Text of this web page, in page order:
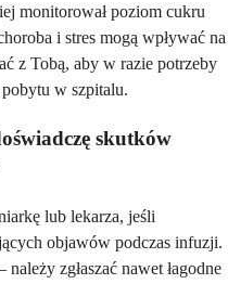
monitorował poziom cukru
i stres mogą wpływać na
z Tobą, aby w razie potrzeby
w szpitalu.
skutków
lub lekarza, jeśli
objawów podczas infuzji.
zgłaszać nawet łagodne